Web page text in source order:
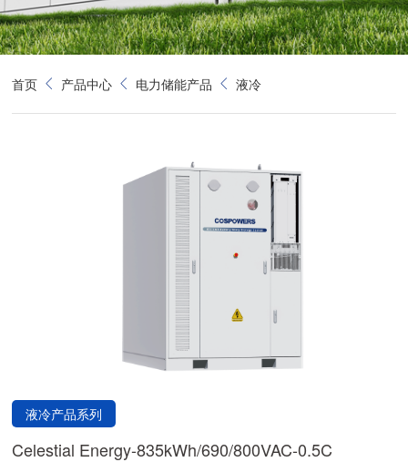
首页 产品中心 电力储能产品 液冷
液冷产品系列
Celestial Energy-835kWh/690/800VAC-0.5C